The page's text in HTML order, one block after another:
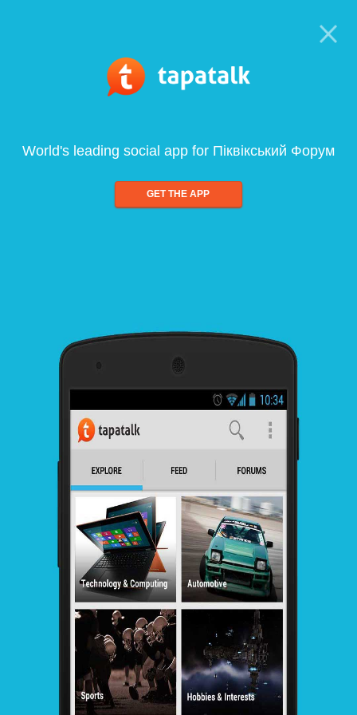
World's leading social app for Піквікський Форум
GET THE APP